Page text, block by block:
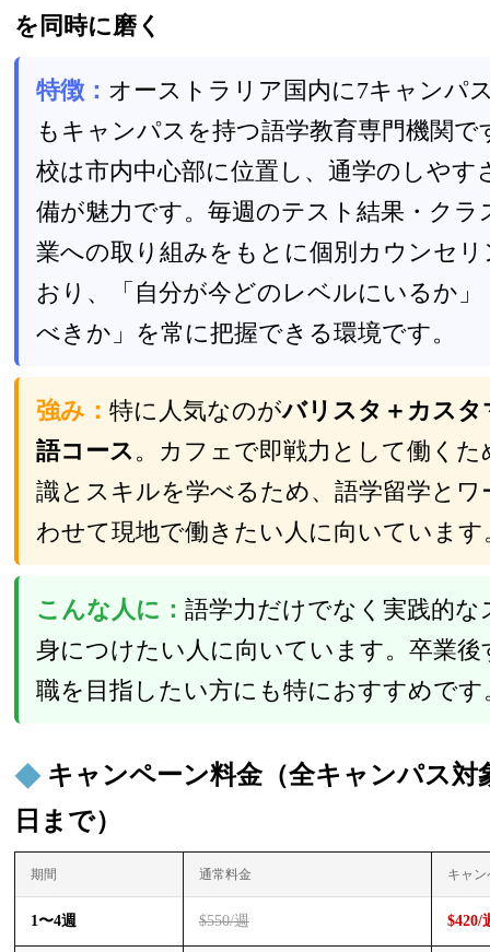
を同時に磨く
特徴： オーストラリア国内に7キャンパ
もキャンパスを持つ語学教育専門機関
校は市内中心部に位置し、通学のしやす
備が魅力です。毎週のテスト結果・クラ
業への取り組みをもとに個別カウンセ
おり、「自分が今どのレベルにいるか
べきか」を常に把握できる環境です。
強み： 特に人気なのがバリスタ＋カスタ
語コース 。カフェで即戦力として働くた
識とスキルを学べるため、語学留学とワ
わせて現地で働きたい人に向いています
こんな人に： 語学力だけでなく実践的な
身につけたい人に向いています。卒業
職を目指したい方にも特におすすめです
キャンペーン料金（全キャンパス対
日まで）
期間 通常料金 キャ
1〜4週 $550/週 $420/